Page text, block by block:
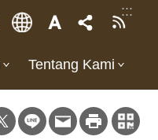
:::
Tentang Kami